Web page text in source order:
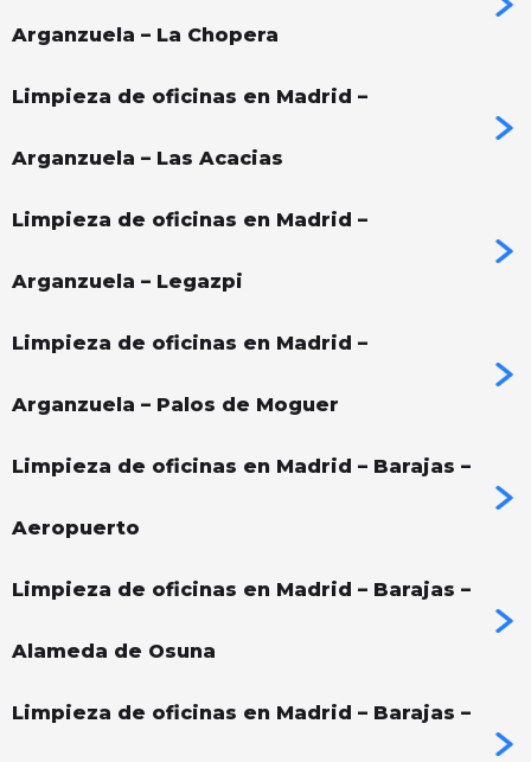
Arganzuela – La Chopera
Limpieza de oficinas en Madrid –
Arganzuela – Las Acacias
Limpieza de oficinas en Madrid –
Arganzuela – Legazpi
Limpieza de oficinas en Madrid –
Arganzuela – Palos de Moguer
Limpieza de oficinas en Madrid – Barajas –
Aeropuerto
Limpieza de oficinas en Madrid – Barajas –
Alameda de Osuna
Limpieza de oficinas en Madrid – Barajas –